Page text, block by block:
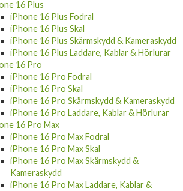
16 Plus
iPhone 16 Plus Fodral
iPhone 16 Plus Skal
iPhone 16 Plus Skärmskydd & Kameraskydd
iPhone 16 Plus Laddare, Kablar & Hörlurar
16 Pro
iPhone 16 Pro Fodral
iPhone 16 Pro Skal
iPhone 16 Pro Skärmskydd & Kameraskydd
iPhone 16 Pro Laddare, Kablar & Hörlurar
16 Pro Max
iPhone 16 Pro Max Fodral
iPhone 16 Pro Max Skal
iPhone 16 Pro Max Skärmskydd &
Kameraskydd
iPhone 16 Pro Max Laddare, Kablar &